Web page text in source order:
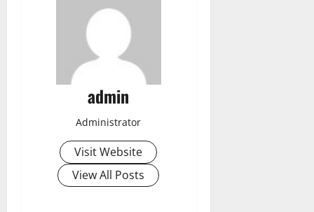
admin
Administrator
Visit Website
View All Posts